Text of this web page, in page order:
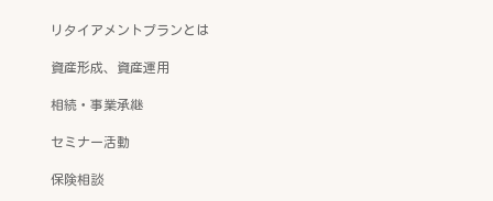
リタイアメントプランとは
資産形成、資産運用
相続・事業承継
セミナー活動
保険相談